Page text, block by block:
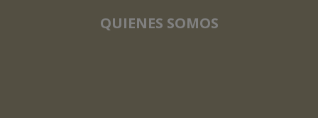
QUIENES SOMOS